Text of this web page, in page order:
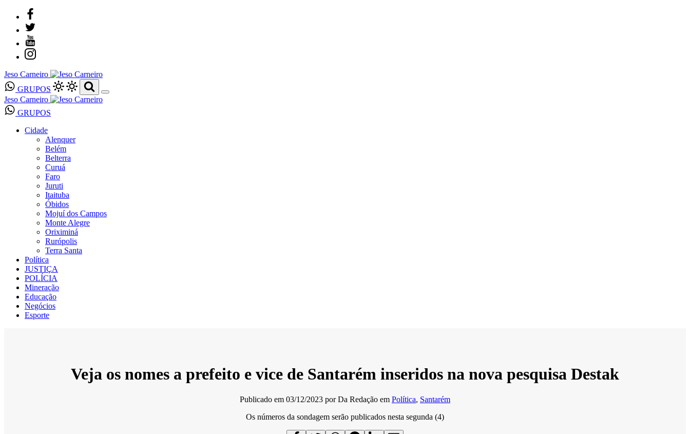
Jeso Carneiro
GRUPOS
Jeso Carneiro
GRUPOS
Cidade
Alenquer
Belém
Belterra
Curuá
Faro
Juruti
Itaituba
Óbidos
Mojuí dos Campos
Monte Alegre
Oriximiná
Rurópolis
Terra Santa
Política
JUSTIÇA
POLÍCIA
Mineração
Educação
Negócios
Esporte
Veja os nomes a prefeito e vice de Santarém inseridos na nova pesquisa Destak
Publicado em 03/12/2023 porDa Redação em Política, Santarém
Os números da sondagem serão publicados nesta segunda (4)